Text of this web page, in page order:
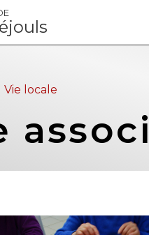
des cookies
Vie locale